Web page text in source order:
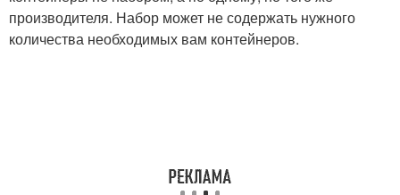
производителя. Набор может не содержать нужного
количества необходимых вам контейнеров.